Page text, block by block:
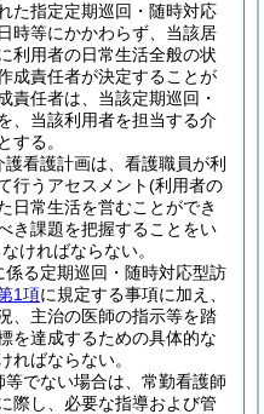
た指定定期巡回・随時対応
時等にかかわらず、当該居
利用者の日常生活全般の状
成責任者が決定することが
責任者は、当該定期巡回・
、当該利用者を担当する介
する。
看護計画は、看護職員が利
行うアセスメント(利用者の
日常生活を営むことができ
き課題を把握することをい
ければならない。
る定期巡回・随時対応型訪
1項に規定する事項に加え、
、主治の医師の指示等を踏
を達成するための具体的な
ればならない。
でない場合は、常勤看護師
際し、必要な指導および管